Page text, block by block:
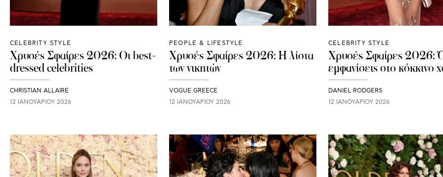
CELEBRITY STYLE
Χρυσές Σφαίρες 2026: Οι best-
dressed celebrities
CHRISTIAN ALLAIRE
12 ΙΑΝΟΥΑΡΊΟΥ 2026
PEOPLE & LIFESTYLE
Χρυσές Σφαίρες 2026: Η λίστα
των νικητών
VOGUE GREECE
12 ΙΑΝΟΥΑΡΊΟΥ 2026
CELEBRITY STYLE
Χρυσές Σφαίρες 2026:
εμφανίσεις στο κόκκινο
DANIEL RODGERS
12 ΙΑΝΟΥΑΡΊΟΥ 2026